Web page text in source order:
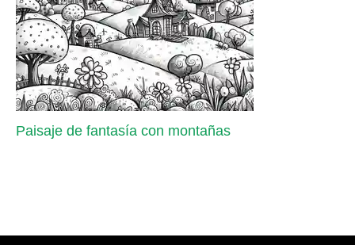
Paisaje de fantasía con montañas